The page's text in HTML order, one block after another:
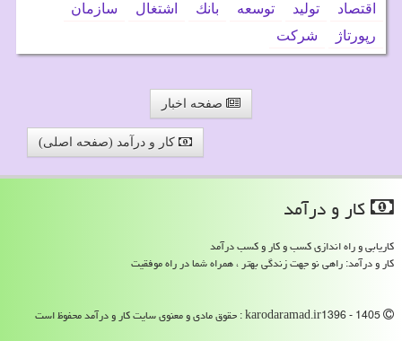
اقتصاد تولید توسعه بانك اشتغال
سازمان
رپورتاژ
شركت
صفحه اخبار
کار و درآمد (صفحه اصلی)
كار و درآمد
کاریابی و راه اندازی کسب و کار و کسب درآمد
کار و درآمد: راهی نو جهت زندگی بهتر ، همراه شما در راه موفقیت